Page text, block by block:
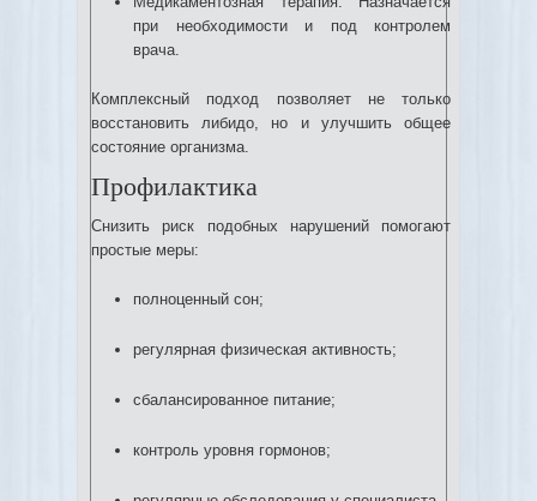
при необходимости и под контролем
врача.
Комплексный подход позволяет не только
восстановить либидо, но и улучшить общее
состояние организма.
Профилактика
Снизить риск подобных нарушений помогают
простые меры:
полноценный сон;
регулярная физическая активность;
сбалансированное питание;
контроль уровня гормонов;